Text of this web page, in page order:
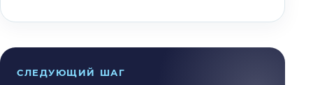
СЛЕДУЮЩИЙ ШАГ